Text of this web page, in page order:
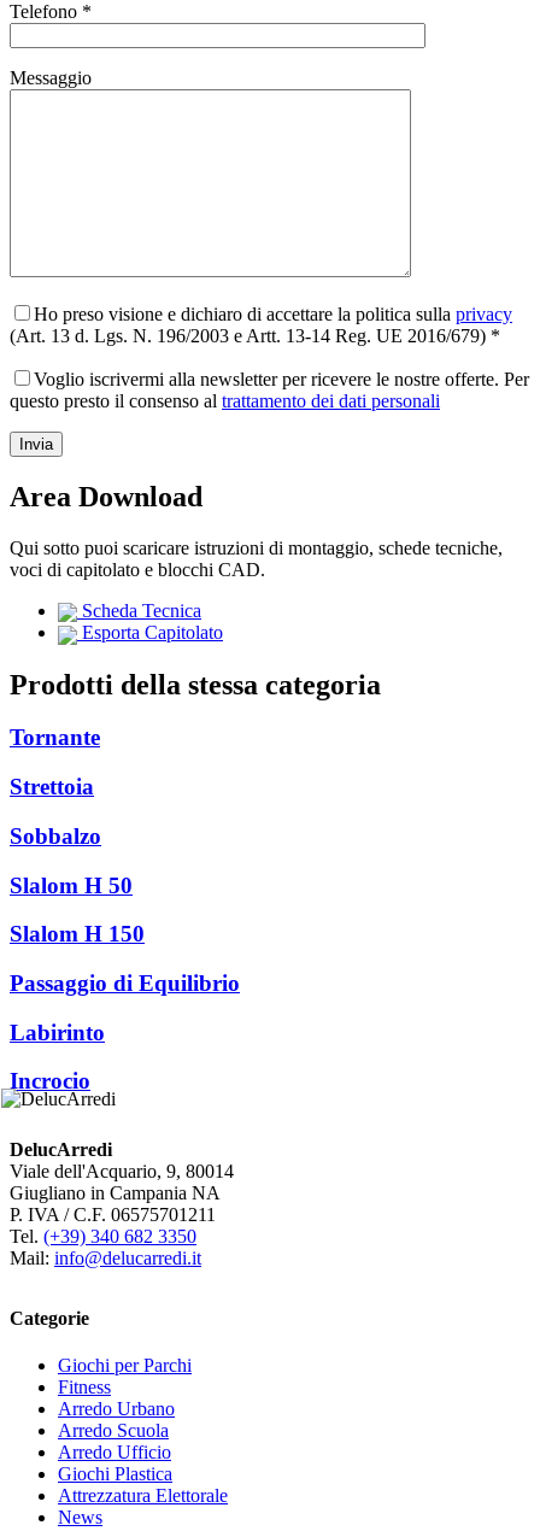
Telefono *
Messaggio
Ho preso visione e dichiaro di accettare la politica sulla privacy
(Art. 13 d. Lgs. N. 196/2003 e Artt. 13-14 Reg. UE 2016/679) *
Voglio iscrivermi alla newsletter per ricevere le nostre offerte. Per
questo presto il consenso al trattamento dei dati personali
Area Download
Qui sotto puoi scaricare istruzioni di montaggio, schede tecniche,
voci di capitolato e blocchi CAD.
Scheda Tecnica
Esporta Capitolato
Prodotti della stessa categoria
Tornante
Strettoia
Sobbalzo
Slalom H 50
Slalom H 150
Passaggio di Equilibrio
Labirinto
Incrocio
DelucArredi
Viale dell'Acquario, 9, 80014
Giugliano in Campania NA
P. IVA / C.F. 06575701211
Tel. (+39) 340 682 3350
Mail: info@delucarredi.it
Categorie
Giochi per Parchi
Fitness
Arredo Urbano
Arredo Scuola
Arredo Ufficio
Giochi Plastica
Attrezzatura Elettorale
News